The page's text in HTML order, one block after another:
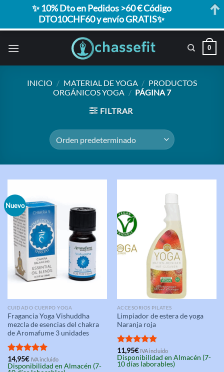
0
INICIO / MATERIAL DE YOGA / PRODUCTOS
ORGÁNICOS YOGA / PÁGINA 7
FILTRAR
Nuevo
CUIDADO CUERPO YOGA
Fragancia Yoga Vishuddha
mezcla de esencias del chakra
de Aromafume 3 unidades
Valorado
con5.00
14,95€ IVA incluido
Disponibilidad en Almacén (7-
ACCESORIOS PILATES
Limpiador de estera de yoga
Naranja roja
Valorado
con5.00
de 5
11,95€ IVA incluido
Disponibilidad en Almacén (7-
10 días laborables)
✨ 10% Dto en Pedidos >60 € Código
DTO10CHF60 y envío GRATIS✨